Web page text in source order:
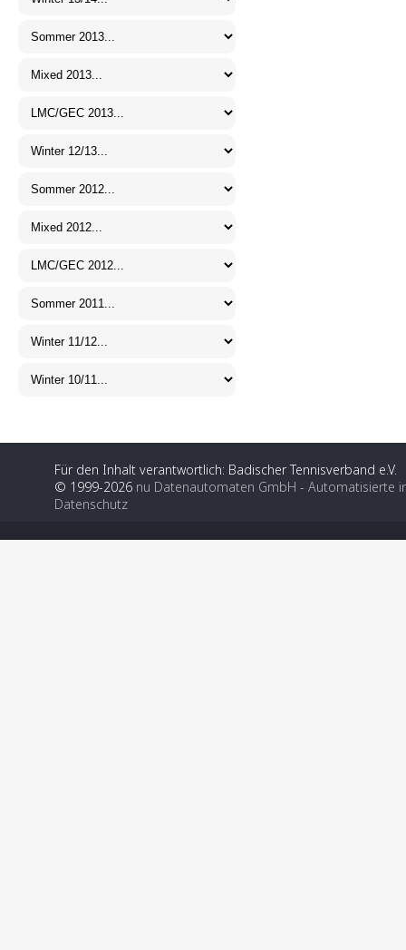
Für den Inhalt verantwortlich: Badischer Tennisverband e.V.
© 1999-2026 nu Datenautomaten GmbH - Automatisierte
Datenschutz